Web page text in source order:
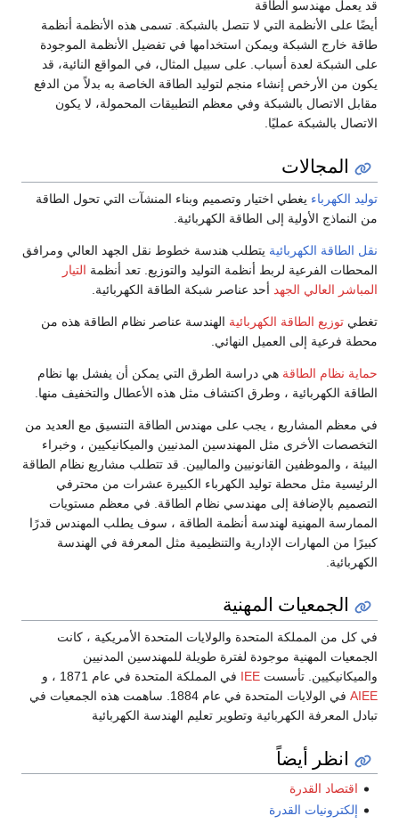
قد يعمل مهندسو الطاقة
أيضًا على الأنظمة التي لا تتصل بالشبكة. تسمى هذه الأنظمة أنظمة
طاقة خارج الشبكة ويمكن استخدامها في تفضيل الأنظمة الموجودة
على الشبكة لعدة أسباب. على سبيل المثال، في المواقع النائية، قد
يكون من الأرخص إنشاء منجم لتوليد الطاقة الخاصة به بدلاً من الدفع
مقابل الاتصال بالشبكة وفي معظم التطبيقات المحمولة، لا يكون
الاتصال بالشبكة عمليًا.
المجالات
توليد الكهرباء يغطي اختيار وتصميم وبناء المنشآت التي تحول الطاقة
من النماذج الأولية إلى الطاقة الكهربائية.
نقل الطاقة الكهربائية يتطلب هندسة خطوط نقل الجهد العالي ومرافق
المحطات الفرعية لربط أنظمة التوليد والتوزيع. تعد أنظمة التيار
المباشر العالي الجهد أحد عناصر شبكة الطاقة الكهربائية.
تغطي توزيع الطاقة الكهربائية الهندسة عناصر نظام الطاقة هذه من
محطة فرعية إلى العميل النهائي.
حماية نظام الطاقة هي دراسة الطرق التي يمكن أن يفشل بها نظام
الطاقة الكهربائية ، وطرق اكتشاف مثل هذه الأعطال والتخفيف منها.
في معظم المشاريع ، يجب على مهندس الطاقة التنسيق مع العديد من
التخصصات الأخرى مثل المهندسين المدنيين والميكانيكيين ، وخبراء
البيئة ، والموظفين القانونيين والماليين. قد تتطلب مشاريع نظام الطاقة
الرئيسية مثل محطة توليد الكهرباء الكبيرة عشرات من محترفي
التصميم بالإضافة إلى مهندسي نظام الطاقة. في معظم مستويات
الممارسة المهنية لهندسة أنظمة الطاقة ، سوف يطلب المهندس قدرًا
كبيرًا من المهارات الإدارية والتنظيمية مثل المعرفة في الهندسة
الكهربائية.
الجمعيات المهنية
في كل من المملكة المتحدة والولايات المتحدة الأمريكية ، كانت
الجمعيات المهنية موجودة لفترة طويلة للمهندسين المدنيين
والميكانيكيين. تأسست IEE في المملكة المتحدة في عام 1871 ، و
AIEE
في الولايات المتحدة في عام 1884. ساهمت هذه الجمعيات في
تبادل المعرفة الكهربائية وتطوير تعليم الهندسة الكهربائية
انظر أيضاً
اقتصاد القدرة
إلكترونيات القدرة